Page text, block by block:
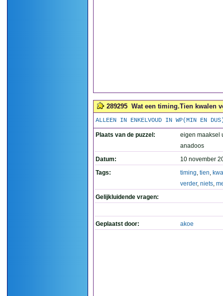
289295 Wat een timing.Tien kwalen
ALLEEN IN ENKELVOUD IN WP(MIN EN
Plaats van de puzzel:
eigen maaksel
anadoos
Datum:
10 november
Tags:
timing, tien,
verder, niets,
Gelijkluidende vragen:
Geplaatst door: akoe